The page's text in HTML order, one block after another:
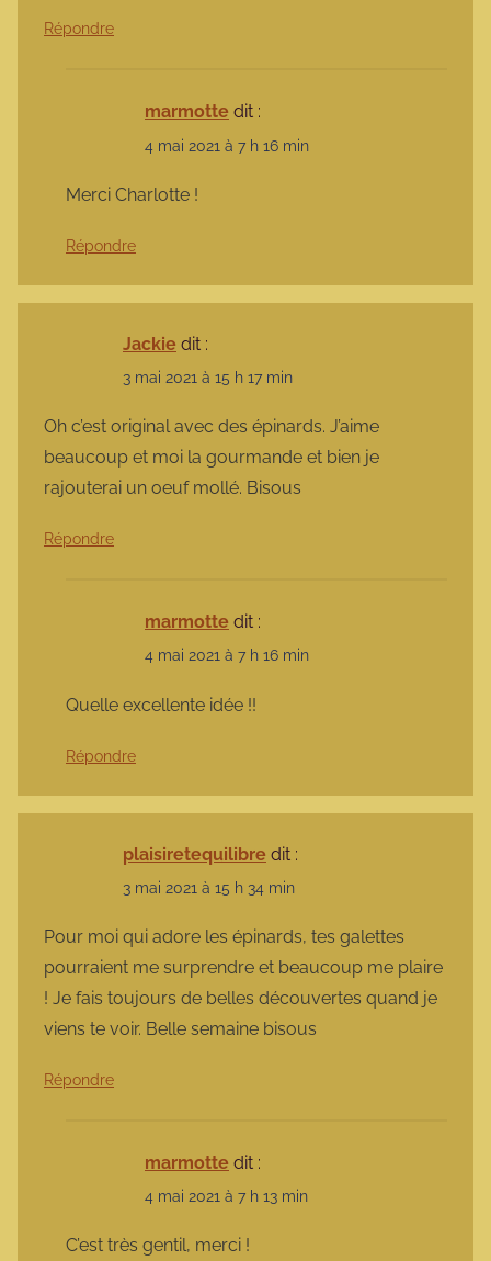
Répondre
marmotte dit :
4 mai 2021 à 7 h 16 min
Merci Charlotte !
Répondre
Jackie dit :
3 mai 2021 à 15 h 17 min
Oh c’est original avec des épinards. J’aime
beaucoup et moi la gourmande et bien je
rajouterai un oeuf mollé. Bisous
Répondre
marmotte dit :
4 mai 2021 à 7 h 16 min
Quelle excellente idée !!
Répondre
plaisiretequilibre dit :
3 mai 2021 à 15 h 34 min
Pour moi qui adore les épinards, tes galettes
pourraient me surprendre et beaucoup me plaire
! Je fais toujours de belles découvertes quand je
viens te voir. Belle semaine bisous
Répondre
marmotte dit :
4 mai 2021 à 7 h 13 min
C’est très gentil, merci !